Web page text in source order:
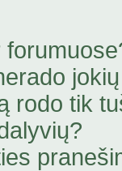
rodo tik